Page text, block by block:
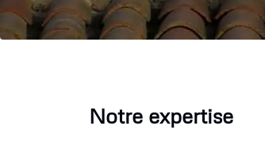
Notre expertise